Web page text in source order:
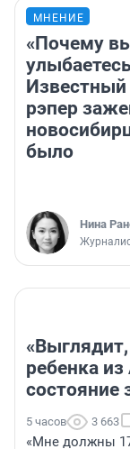
МНЕНИЕ
«Почему
Известный
рэпер
было
Нина
ребенка
состояние
5 часов 3 663
«Мне должны